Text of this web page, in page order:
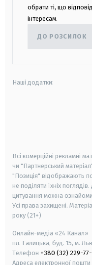
обрати ті, що
інтересам.
ДО РОЗСИЛОК
Наші додатки:
Всі комерційні рекламні
чи "Партнерський
"Позиція" відображають
не поділяти їхніх
цитування можна
Усі права захищені.
року (21+)
Онлайн-медіа «24 Канал»
пл. Галицька, буд. 15, м.
Телефон +380 (32) 229-77-
Адреса електронної